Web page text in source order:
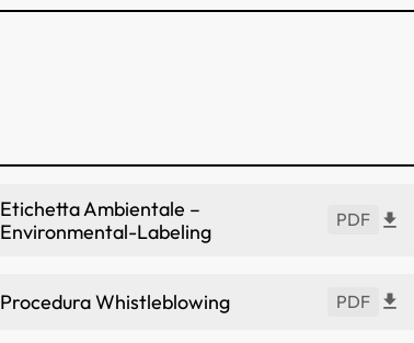
Etichetta Ambientale –
Environmental-Labeling
PDF
Procedura Whistleblowing PDF